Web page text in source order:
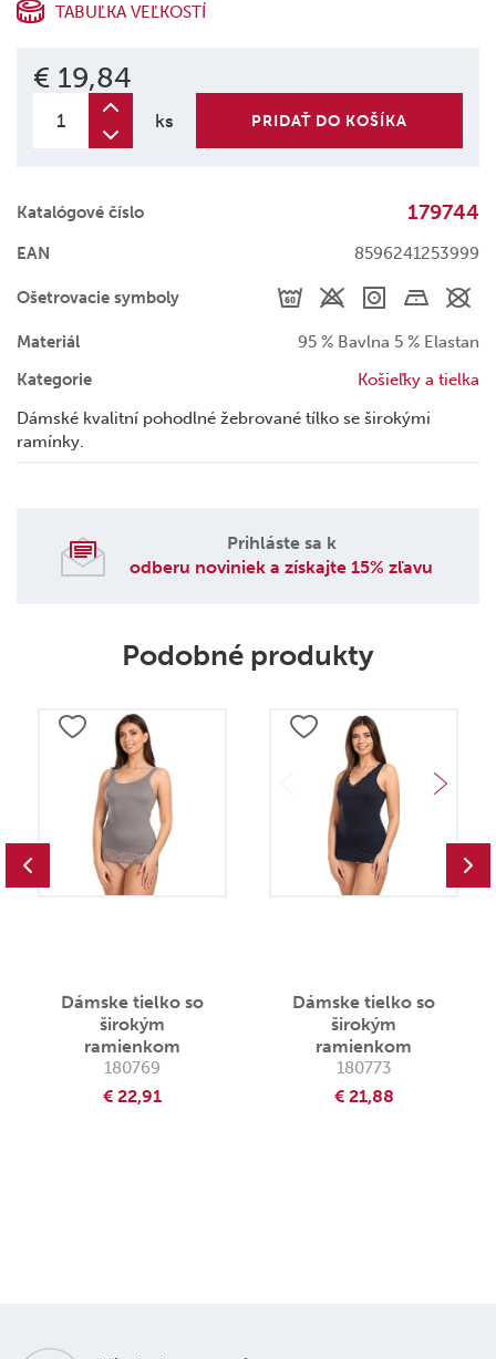
TABUĽKA VEĽKOSTÍ
€ 19,84
ks PRIDAŤ DO KOŠÍKA
Katalógové číslo 179744
EAN 8596241253999
Ošetrovacie symboly
Materiál
95 % Bavlna 5 % Elastan
Kategorie
Košieľky a tielka
Dámské kvalitní pohodlné žebrované tílko se širokými
ramínky.
Prihláste sa k
odberu noviniek a získajte 15% zľavu
Podobné produkty
Dámske tielko so
širokým
ramienkom
180769
€ 22,91
Dámske tielko so
širokým
ramienkom
180773
€ 21,88